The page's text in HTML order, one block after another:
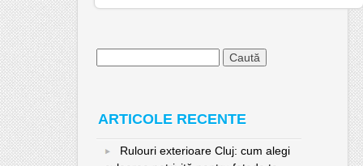
ARTICOLE RECENTE
Rulouri exterioare Cluj: cum alegi